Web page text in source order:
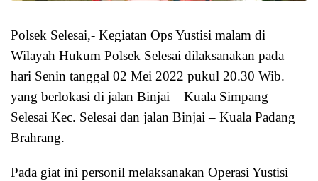
Polsek Selesai,- Kegiatan Ops Yustisi malam di
Wilayah Hukum Polsek Selesai dilaksanakan pada
hari Senin tanggal 02 Mei 2022 pukul 20.30 Wib.
yang berlokasi di jalan Binjai – Kuala Simpang
Selesai Kec. Selesai dan jalan Binjai – Kuala Padang
Brahrang.
Pada giat ini personil melaksanakan Operasi Yustisi